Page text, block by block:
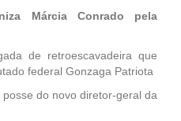
Márcia Conrado pela
de retroescavadeira que
federal Gonzaga Patriota
do novo diretor-geral da